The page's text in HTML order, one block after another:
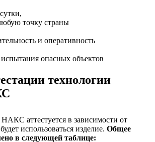
точку страны
и оперативность
опасных объектов
технологии
аттестуется в зависимости от
использоваться изделие. Общее
в следующей таблице: